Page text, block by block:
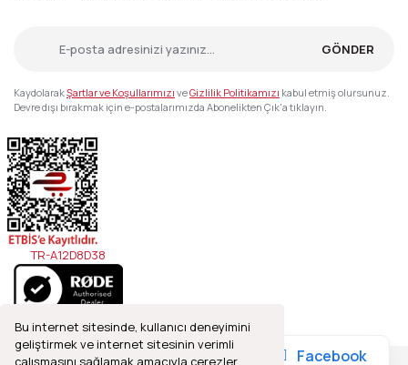
Bu internet sitesinde, kullanıcı deneyimini
geliştirmek ve internet sitesinin verimli
çalışmasını sağlamak amacıyla çerezler
GÖNDER
KaydolarakŞartlar ve Koşullarımızı veGizlilik Politikamızı kabul etmiş olursunuz.
Devre dışı bırakmak için e-postalarımızda Abonelikten Çık'a tıklayın.
TR-A12D8D38
Facebook